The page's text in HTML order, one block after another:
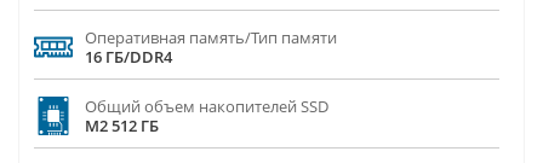
Оперативная память/Тип памяти
16 ГБ/DDR4
Общий объем накопителей SSD
M2 512 ГБ